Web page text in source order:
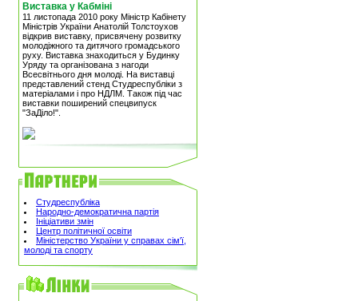
Виставка у Кабміні
11 листопада 2010 року Міністр Кабінету
Міністрів України Анатолій Толстоухов
відкрив виставку, присвячену розвитку
молодіжного та дитячого громадського
руху. Виставка знаходиться у Будинку
Уряду та організована з нагоди
Всесвітнього дня молоді. На виставці
представлений стенд Студреспубліки з
матеріалами і про НДЛМ. Також під час
виставки поширений спецвипуск
"ЗаДіло!".
Студреспубліка
Народно-демократична партія
Ініціативи змін
Центр політичної освіти
Міністерство України у справах сім'ї,
молоді та спорту